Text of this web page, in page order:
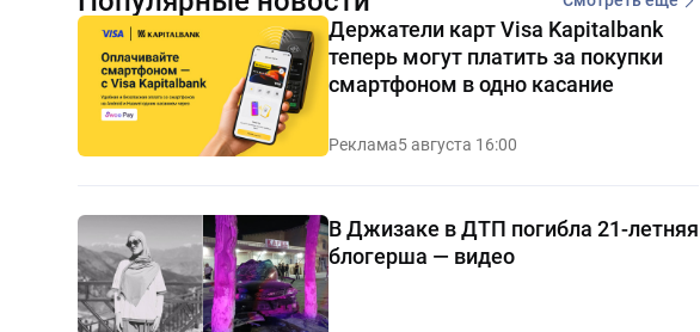
Держатели карт Visa Kapitalbank
теперь могут платить за покупки
смартфоном в одно касание
Реклама5 августа 16:00
В Джизаке в ДТП погибла 21-летняя
блогерша — видео